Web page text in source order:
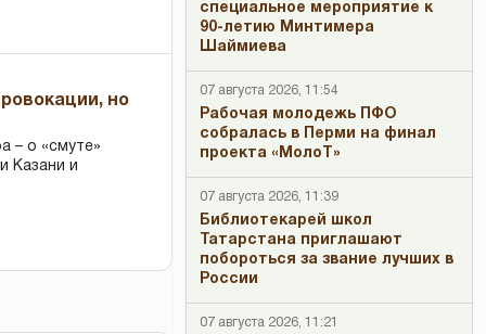
но
– о «смуте»
Казани и
специальное мероприятие к
90-летию Минтимера
Шаймиева
07 августа 2026, 11:54
Рабочая молодежь ПФО
собралась в Перми на финал
проекта «МолоТ»
07 августа 2026, 11:39
Библиотекарей школ
Татарстана приглашают
побороться за звание лучших в
России
07 августа 2026, 11:21